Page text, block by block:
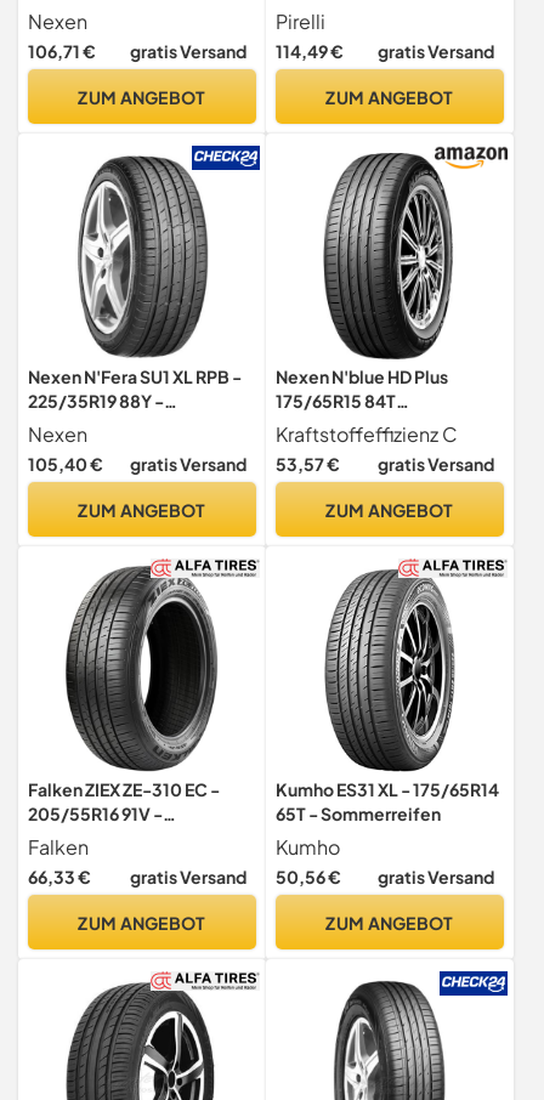
Sommerreifen
Nexen
106,71 € gratis Versand
ZUM ANGEBOT
Sommerreifen
Pirelli
114,49 € gratis Versand
ZUM ANGEBOT
Nexen N'Fera SU1 XL RPB -
225/35R19 88Y -
Sommerreifen
Nexen
105,40 € gratis Versand
ZUM ANGEBOT
Nexen N'blue HD Plus
175/65R15 84T
Sommerreifen
Kraftstoffeffizienz C
53,57 € gratis Versand
ZUM ANGEBOT
Falken ZIEX ZE-310 EC -
205/55R16 91V -
Sommerreifen
Falken
66,33 € gratis Versand
ZUM ANGEBOT
Kumho ES31 XL - 175/65R14
65T - Sommerreifen
Kumho
50,56 € gratis Versand
ZUM ANGEBOT